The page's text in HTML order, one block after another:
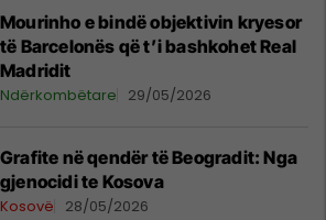
Mourinho e bindë objektivin kryesor
të Barcelonës që t’i bashkohet Real
Madridit
Ndërkombëtare 29/05/2026
Grafite në qendër të Beogradit: Nga
gjenocidi te Kosova
Kosovë 28/05/2026